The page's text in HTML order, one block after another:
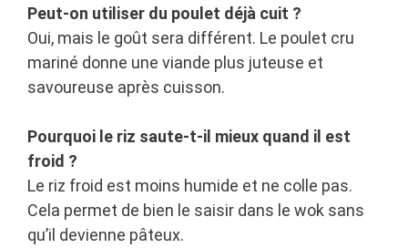
Peut-on utiliser du poulet déjà cuit ?
Oui, mais le goût sera différent. Le poulet cru
mariné donne une viande plus juteuse et
savoureuse après cuisson.
Pourquoi le riz saute-t-il mieux quand il est
froid ?
Le riz froid est moins humide et ne colle pas.
Cela permet de bien le saisir dans le wok sans
qu’il devienne pâteux.